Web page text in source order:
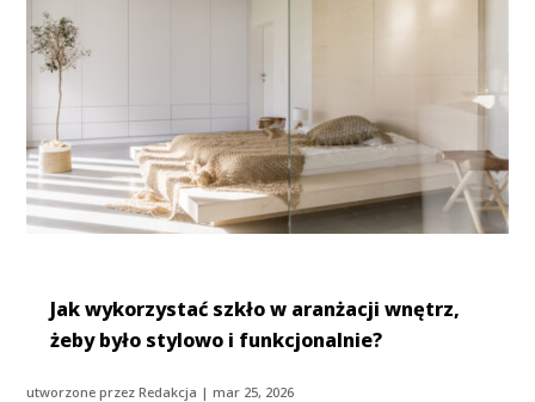
Jak wykorzystać szkło w aranżacji wnętrz,
żeby było stylowo i funkcjonalnie?
utworzone przezRedakcja |mar 25, 2026